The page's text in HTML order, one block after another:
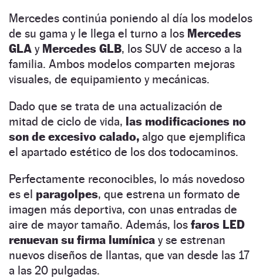
Mercedes continúa poniendo al día los modelos
de su gama y le llega el turno a los Mercedes
GLA y Mercedes GLB, los SUV de acceso a la
familia. Ambos modelos comparten mejoras
visuales, de equipamiento y mecánicas.
Dado que se trata de una actualización de
mitad de ciclo de vida, las modificaciones no
son de excesivo calado, algo que ejemplifica
el apartado estético de los dos todocaminos.
Perfectamente reconocibles, lo más novedoso
es el paragolpes, que estrena un formato de
imagen más deportiva, con unas entradas de
aire de mayor tamaño. Además, los faros LED
renuevan su firma lumínica y se estrenan
nuevos diseños de llantas, que van desde las 17
a las 20 pulgadas.